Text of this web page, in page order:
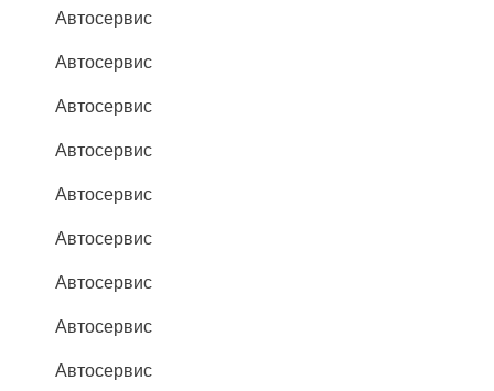
Автосервис
Автосервис
Автосервис
Автосервис
Автосервис
Автосервис
Автосервис
Автосервис
Автосервис